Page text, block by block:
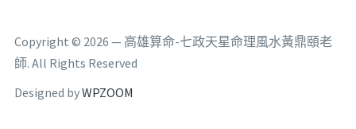
Copyright © 2026 — 高雄算命-七政天星命理風水黃鼎頤老
師. All Rights Reserved
Designed byWPZOOM